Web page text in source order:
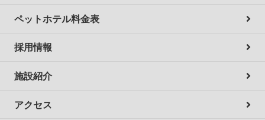
ペットホテル料金表
採用情報
施設紹介
アクセス